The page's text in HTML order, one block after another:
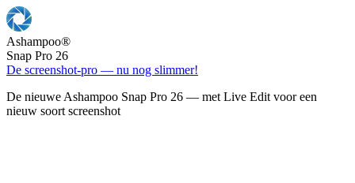
Ashampoo®
Snap Pro 26
De screenshot-pro — nu nog slimmer!
De nieuwe Ashampoo Snap Pro 26 — met Live Edit voor een
nieuw soort screenshot